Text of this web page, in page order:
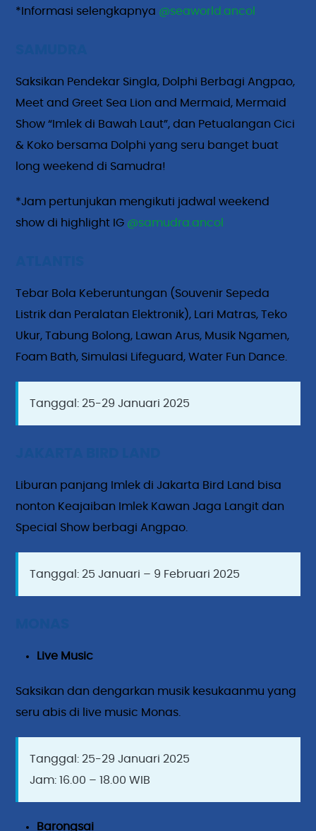
*Informasi selengkapnya @seaworld.ancol
Saksikan Pendekar Singla, Dolphi Berbagi Angpao,
Meet and Greet Sea Lion and Mermaid, Mermaid
Show “Imlek di Bawah Laut”, dan Petualangan Cici
& Koko bersama Dolphi yang seru banget buat
long weekend di Samudra!
*Jam pertunjukan mengikuti jadwal weekend
show di highlight IG @samudra.ancol
Tebar Bola Keberuntungan (Souvenir Sepeda
Listrik dan Peralatan Elektronik), Lari Matras, Teko
Ukur, Tabung Bolong, Lawan Arus, Musik Ngamen,
Foam Bath, Simulasi Lifeguard, Water Fun Dance.
Tanggal: 25-29 Januari 2025
Liburan panjang Imlek di Jakarta Bird Land bisa
nonton Keajaiban Imlek Kawan Jaga Langit dan
Special Show berbagi Angpao.
Tanggal: 25 Januari – 9 Februari 2025
Live Music
Saksikan dan dengarkan musik kesukaanmu yang
seru abis di live music Monas.
Tanggal: 25-29 Januari 2025
Jam: 16.00 – 18.00 WIB
Barongsai